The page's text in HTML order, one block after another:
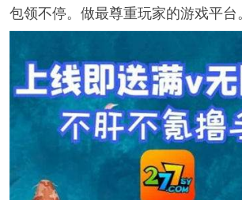
包领不停。做最尊重玩家的游戏平台。